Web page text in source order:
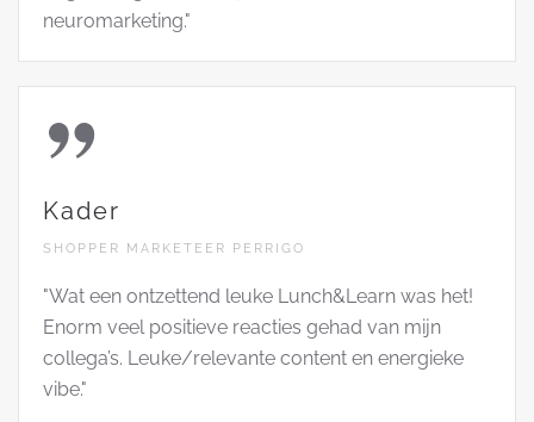
neuromarketing."
Kader
SHOPPER MARKETEER PERRIGO
"Wat een ontzettend leuke Lunch&Learn was het!
Enorm veel positieve reacties gehad van mijn
collega’s. Leuke/relevante content en energieke
vibe."